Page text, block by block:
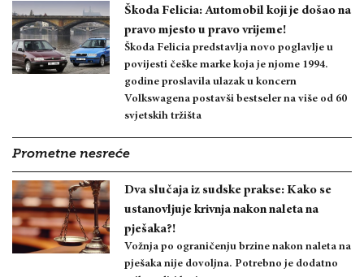
Škoda Felicia: Automobil koji je došao na
pravo mjesto u pravo vrijeme!
Škoda Felicia predstavlja novo poglavlje u
povijesti češke marke koja je njome 1994.
godine proslavila ulazak u koncern
Volkswagena postavši bestseler na više od 60
svjetskih tržišta
Prometne nesreće
Dva slučaja iz sudske prakse: Kako se
ustanovljuje krivnja nakon naleta na
pješaka?!
Vožnja po ograničenju brzine nakon naleta na
pješaka nije dovoljna. Potrebno je dodatno